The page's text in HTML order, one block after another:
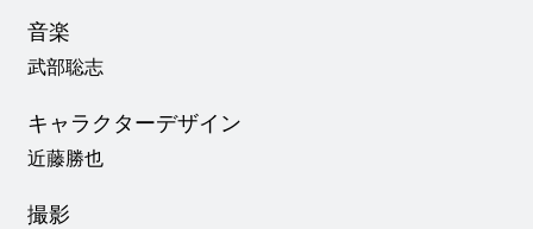
音楽
武部聡志
キャラクターデザイン
近藤勝也
撮影